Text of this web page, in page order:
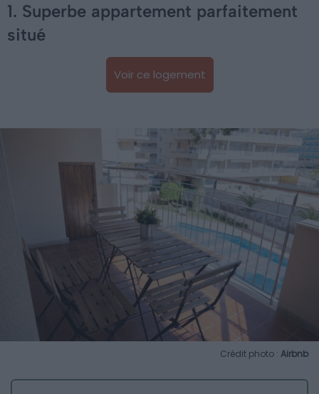
1. Superbe appartement parfaitement
situé
Voir ce logement
Crédit photo : Airbnb